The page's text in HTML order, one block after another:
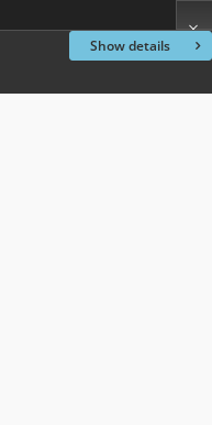
Show details